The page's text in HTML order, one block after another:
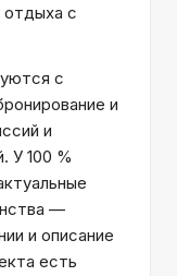
с
с
и
и
У 100 %
—
и описание
есть